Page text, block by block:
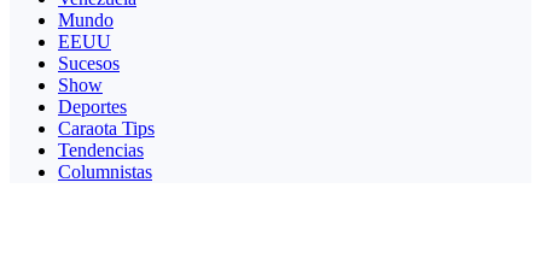
Mundo
EEUU
Sucesos
Show
Deportes
Caraota Tips
Tendencias
Columnistas